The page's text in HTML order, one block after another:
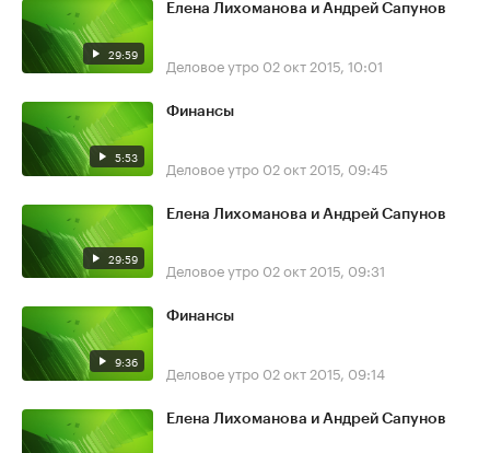
29:59
Елена Лихоманова и Андрей Сапунов
Деловое утро 02 окт 2015, 10:01
5:53
Финансы
Деловое утро 02 окт 2015, 09:45
29:59
Елена Лихоманова и Андрей Сапунов
Деловое утро 02 окт 2015, 09:31
9:36
Финансы
Деловое утро 02 окт 2015, 09:14
Елена Лихоманова и Андрей Сапунов